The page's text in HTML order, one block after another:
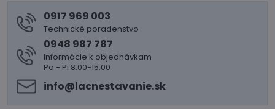
0917 969 003
Technické poradenstvo
0948 987 787
Informácie k objednávkam
Po - Pi 8:00-15:00
info​@lacnestavanie​.sk